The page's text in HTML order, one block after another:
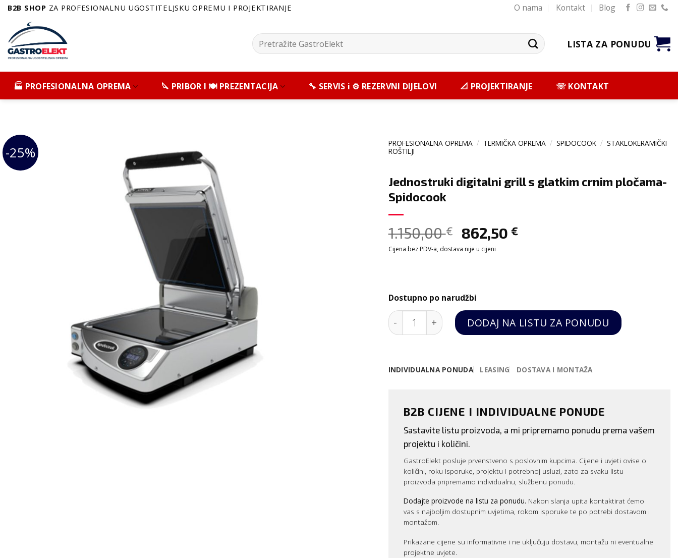
Skip
content
B2B SHOP ZA PROFESIONALNU UGOSTITELJSKU OPREMU I PROJEKTIRANJE O nama Kontakt Blog
Pretražite: LISTA ZA PONUDU
🏭 PROFESIONALNA OPREMA 🔪 PRIBOR I 🍽️ PREZENTACIJA 🔧 SERVIS i ⚙️ REZERVNI DIJELOVI 📐 PROJEKTIRANJE ☏ KONTAKT
-25%
PROFESIONALNA OPREMA / TERMIČKA OPREMA / SPIDOCOOK / STAKLOKERAMIČKI
ROŠTILJI
Jednostruki digitalni grill s glatkim crnim pločama-
Spidocook
1.150,00€ 862,50€
Cijena bez PDV-a, dostava nije u cijeni
Dostupno po narudžbi
Jednostruki digitalni grill s glatkim crnim pločama-Spidocook
DODAJ NA LISTU ZA PONUDU
INDIVIDUALNA PONUDA LEASING DOSTAVA I MONTAŽA
B2B CIJENE I INDIVIDUALNE PONUDE
Sastavite listu proizvoda, a mi pripremamo ponudu prema vašem
projektu i količini.
GastroElekt posluje prvenstveno s poslovnim kupcima. Cijene i uvjeti ovise o
količini, roku isporuke, projektu i potrebnoj usluzi, zato za svaku listu
proizvoda pripremamo individualnu, službenu ponudu.
Dodajte proizvode na listu za ponudu. Nakon slanja upita kontaktirat ćemo
vas s najboljim dostupnim uvjetima, rokom isporuke te po potrebi dostavom i
montažom.
Prikazane cijene su informativne i ne uključuju dostavu, montažu ni eventualne
projektne uvjete.